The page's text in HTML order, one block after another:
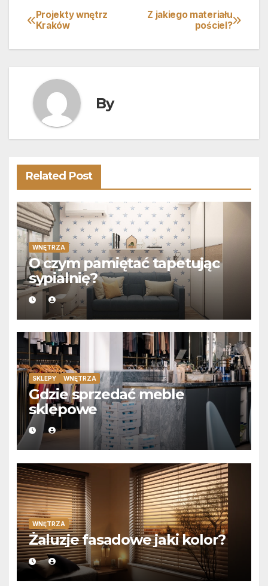
Nawigacja
wpisu
Z jakiego materiału
pościel?
Projekty wnętrz
Kraków
By
Related Post
WNĘTRZA
O czym pamiętać tapetując
sypialnię?
SKLEPY WNĘTRZA
Gdzie sprzedać meble
sklepowe
WNĘTRZA
Żaluzje fasadowe jaki kolor?